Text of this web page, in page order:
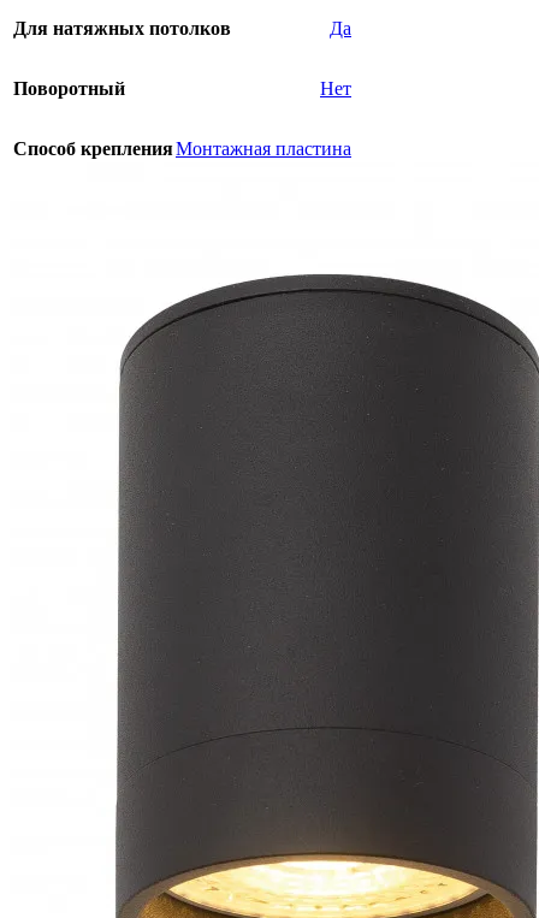
Для натяжных потолков Да
Поворотный Нет
Способ крепленияМонтажная пластина